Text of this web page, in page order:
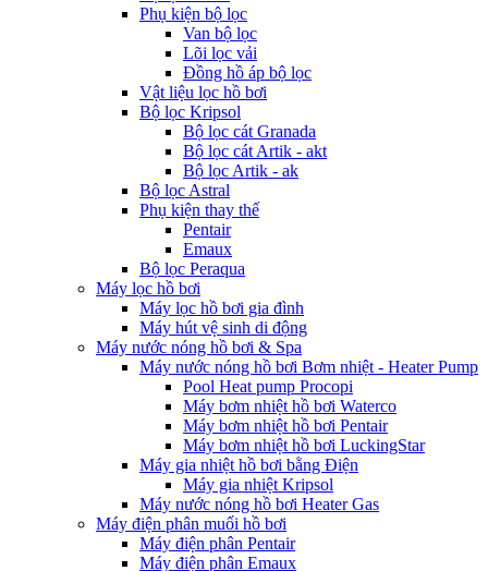
Phụ kiện bộ lọc
Van bộ lọc
Lõi lọc vải
Đồng hồ áp bộ lọc
Vật liệu lọc hồ bơi
Bộ lọc Kripsol
Bộ lọc cát Granada
Bộ lọc cát Artik - akt
Bộ lọc Artik - ak
Bộ lọc Astral
Phụ kiện thay thế
Pentair
Emaux
Bộ lọc Peraqua
Máy lọc hồ bơi
Máy lọc hồ bơi gia đình
Máy hút vệ sinh di động
Máy nước nóng hồ bơi & Spa
Máy nước nóng hồ bơi Bơm nhiệt - Heater Pump
Pool Heat pump Procopi
Máy bơm nhiệt hồ bơi Waterco
Máy bơm nhiệt hồ bơi Pentair
Máy bơm nhiệt hồ bơi LuckingStar
Máy gia nhiệt hồ bơi bằng Điện
Máy gia nhiệt Kripsol
Máy nước nóng hồ bơi Heater Gas
Máy điện phân muối hồ bơi
Máy điện phân Pentair
Máy điện phân Emaux